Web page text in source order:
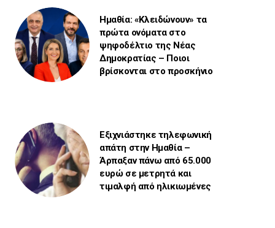
Ημαθία: «Κλειδώνουν» τα
πρώτα ονόματα στο
ψηφοδέλτιο της Νέας
Δημοκρατίας – Ποιοι
βρίσκονται στο προσκήνιο
Εξιχνιάστηκε τηλεφωνική
απάτη στην Ημαθία –
Άρπαξαν πάνω από 65.000
ευρώ σε μετρητά και
τιμαλφή από ηλικιωμένες